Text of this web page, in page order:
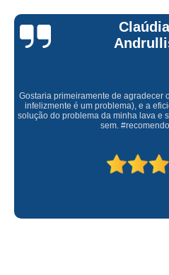
Gostaria primeiramente de agradecer
infelizmente é um problema), e a
solução do problema da minha lava e
sem.